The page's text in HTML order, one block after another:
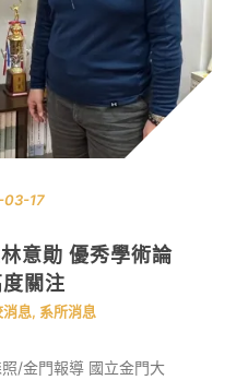
17
意勛 優秀學術論
關注
息, 系所消息
照/金門報導 國立金門大